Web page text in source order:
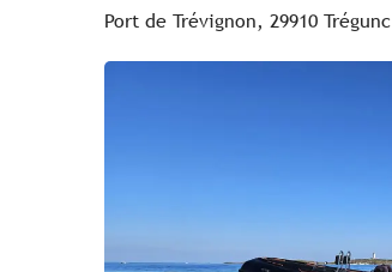
Port de Trévignon, 29910 Trégunc